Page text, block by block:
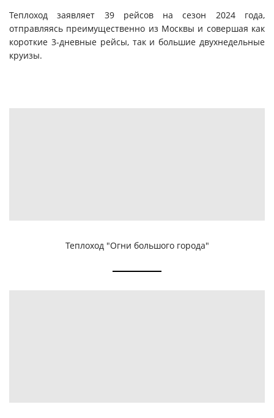
Теплоход заявляет 39 рейсов на сезон 2024 года,
отправляясь преимущественно из Москвы и совершая как
короткие 3-дневные рейсы, так и большие двухнедельные
круизы.
Теплоход "Огни большого города"